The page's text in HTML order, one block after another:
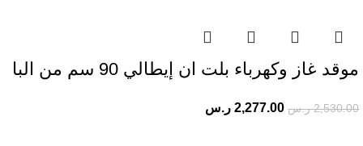
موقد غاز وكهرباء بلت ان إيطالي 90 سم من البا
2,530.00 ر.س 2,277.00 ر.س